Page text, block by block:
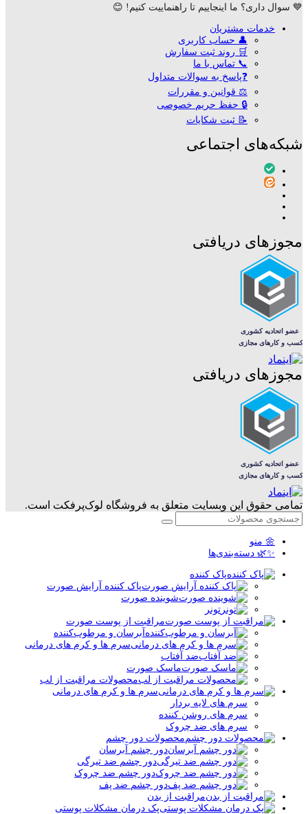
💙 سوال داری؟ ما اینجاییم تا راهنماییت کنیم! 😊
خدمات مشتریان
👤 حساب کاربری
🛒 روند ثبت سفارش
📞 تماس با ما
❓پاسخ به سوالات متداول
⚖ قوانین و مقررات
🔒 حفظ حریم خصوصی
📝 ثبت شکایات
شبکه‌های اجتماعی
مجوزهای دریافتی
مجوزهای دریافتی
تمامی حقوق این وبسایت متعلق به فروشگاه لوک‌پرفکت است.
🌼 منو
✨🌿 دسته‌بندی‌ها
پاک کننده
پاک کننده آرایش صورت
شوینده صورت
تونر
مراقبت از پوست صورت
آبرسان و مرطوب‌کننده
سرم ها و کرم های درمانی
ضد آفتاب
ماسک صورت
محصولات مراقبت از لب
سرم ها و کرم های درمانی
سرم های لایه بردار
سرم های روشن کننده
سرم های ضد چروک
محصولات دور چشم
دور چشم آبرسان
دور چشم ضد تیرگی
دور چشم ضد چروک
دور چشم ضد پف
مراقبت از بدن
پک درمان مشکلات پوستی